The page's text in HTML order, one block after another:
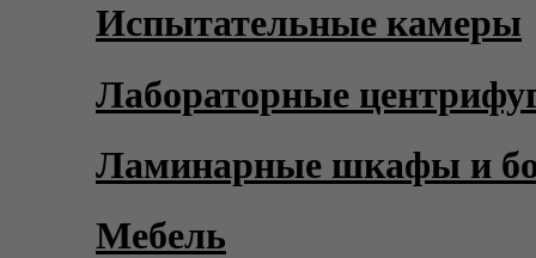
Испытательные камеры
Лабораторные
Ламинарные шкафы и
Мебель